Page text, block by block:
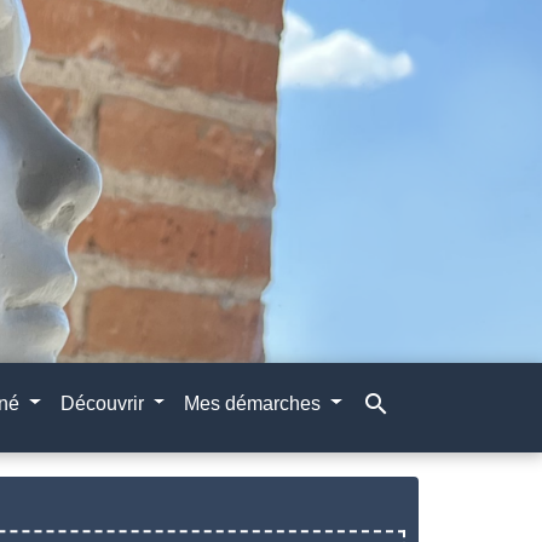
Découvrir Mes démarches search